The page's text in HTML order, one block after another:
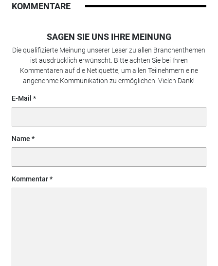
KOMMENTARE
SAGEN SIE UNS IHRE MEINUNG
Die qualifizierte Meinung unserer Leser zu allen Branchenthemen
ist ausdrücklich erwünscht. Bitte achten Sie bei Ihren
Kommentaren auf die Netiquette, um allen Teilnehmern eine
angenehme Kommunikation zu ermöglichen. Vielen Dank!
E-Mail
Name
Kommentar